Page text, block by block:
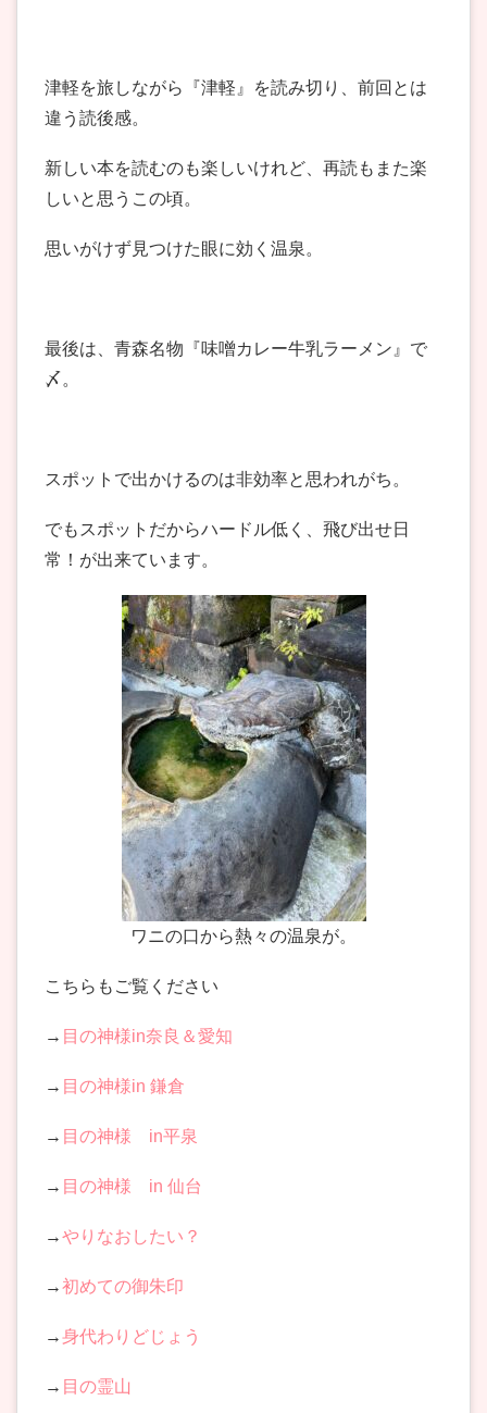
津軽を旅しながら『津軽』を読み切り、前回とは
違う読後感。
新しい本を読むのも楽しいけれど、再読もまた楽
しいと思うこの頃。
思いがけず見つけた眼に効く温泉。
最後は、青森名物『味噌カレー牛乳ラーメン』で
〆。
スポットで出かけるのは非効率と思われがち。
でもスポットだからハードル低く、飛び出せ日
常！が出来ています。
ワニの口から熱々の温泉が。
こちらもご覧ください
→ 目の神様in奈良＆愛知
→ 目の神様in 鎌倉
→ 目の神様 in平泉
→ 目の神様 in 仙台
→やりなおしたい？
→初めての御朱印
→身代わりどじょう
→ 目の霊山